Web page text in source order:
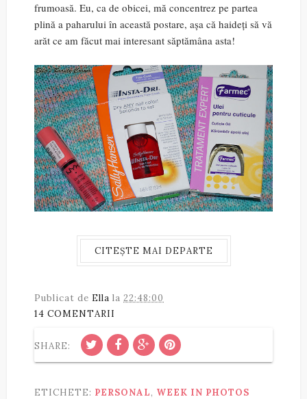
frumoasă. Eu, ca de obicei, mă concentrez pe partea
plină a paharului în această postare, așa că haideți să vă
arăt ce am făcut mai interesant săptămâna asta!
CITEȘTE MAI DEPARTE
Publicat de Ella la 22:48:00
14 COMENTARII
SHARE:
ETICHETE: PERSONAL, WEEK IN PHOTOS